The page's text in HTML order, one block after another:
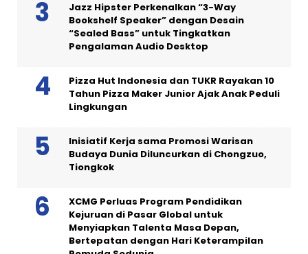
Jazz Hipster Perkenalkan “3-Way
Bookshelf Speaker” dengan Desain
“Sealed Bass” untuk Tingkatkan
Pengalaman Audio Desktop
Pizza Hut Indonesia dan TUKR Rayakan 10
Tahun Pizza Maker Junior Ajak Anak Peduli
Lingkungan
Inisiatif Kerja sama Promosi Warisan
Budaya Dunia Diluncurkan di Chongzuo,
Tiongkok
XCMG Perluas Program Pendidikan
Kejuruan di Pasar Global untuk
Menyiapkan Talenta Masa Depan,
Bertepatan dengan Hari Keterampilan